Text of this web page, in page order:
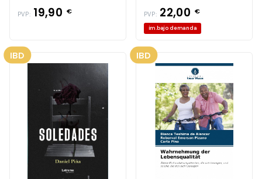
PVP: 19,90 € PVP: 22,00 €
im.bajo demanda
IBD IBD